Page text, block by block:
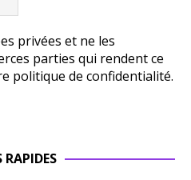
privées et ne les
parties qui rendent ce
politique de confidentialité.
RAPIDES